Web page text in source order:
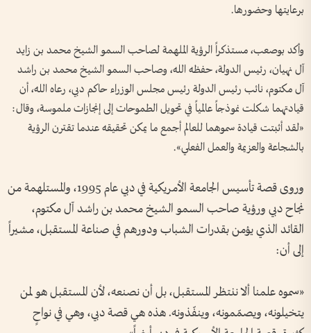
برعايتها وحضورها.
وأكد بوصعب، مستذكراً الرؤية الملهمة لصاحب السمو الشيخ محمد بن زايد
آل نهيان، رئيس الدولة، حفظه الله، وصاحب السمو الشيخ محمد بن راشد
آل مكتوم، نائب رئيس الدولة رئيس مجلس الوزراء حاكم دبي، رعاه الله، أن
قيادتهما شكلت نموذجاً عالمياً في تحويل الطموحات إلى إنجازات ملموسة، وقال:
«لقد أثبتت قيادة سموهما للعالم أجمع ما يمكن تحقيقه عندما تقترن الرؤية
بالشجاعة والعزيمة والعمل الفعلي».
وروى قصة تأسيس الجامعة الأمريكية في دبي عام 1995، والمستلهمة من
نجاح دبي ورؤية صاحب السمو الشيخ محمد بن راشد آل مكتوم،
القائد الذي يؤمن بقدرات الشباب ودورهم في صناعة المستقبل، مشيراً
إلى أن:
«سموه علمنا ألا ننتظر المستقبل، بل أن نصنعه، لأن المستقبل هو لمن
يتخيلونه، ويصمّمونه، وينفّذونه. هذه هي قصة دبي، وهي في نواحٍ